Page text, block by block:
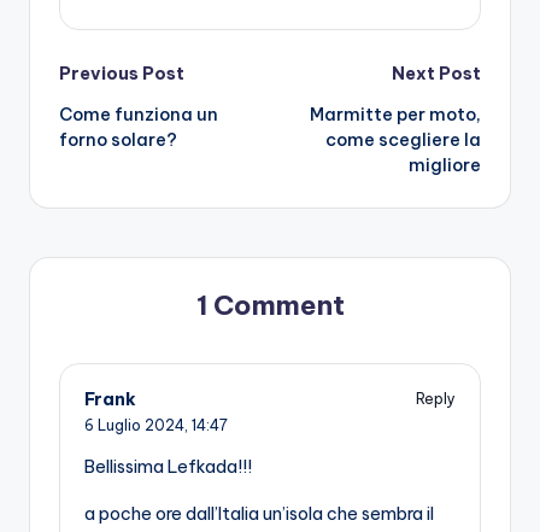
Post
navigation
Previous Post
Come funziona un
forno solare?
Next Post
Marmitte per moto,
come scegliere la
migliore
1 Comment
Frank
Reply
6 Luglio 2024, 14:47
Bellissima Lefkada!!!
a poche ore dall’Italia un’isola che sembra il